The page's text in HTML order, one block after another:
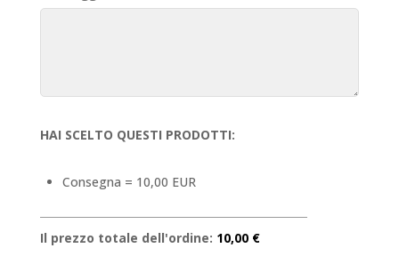
HAI SCELTO QUESTI PRODOTTI:
Consegna = 10,00 EUR
Il prezzo totale dell'ordine: 10,00 €